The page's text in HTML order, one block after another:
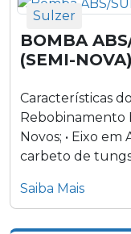
Sulzer
BOMBA
(SEMI-NOVA)
Características
Rebobinamento
Novos; • Eixo em
carbeto de
Saiba Mais